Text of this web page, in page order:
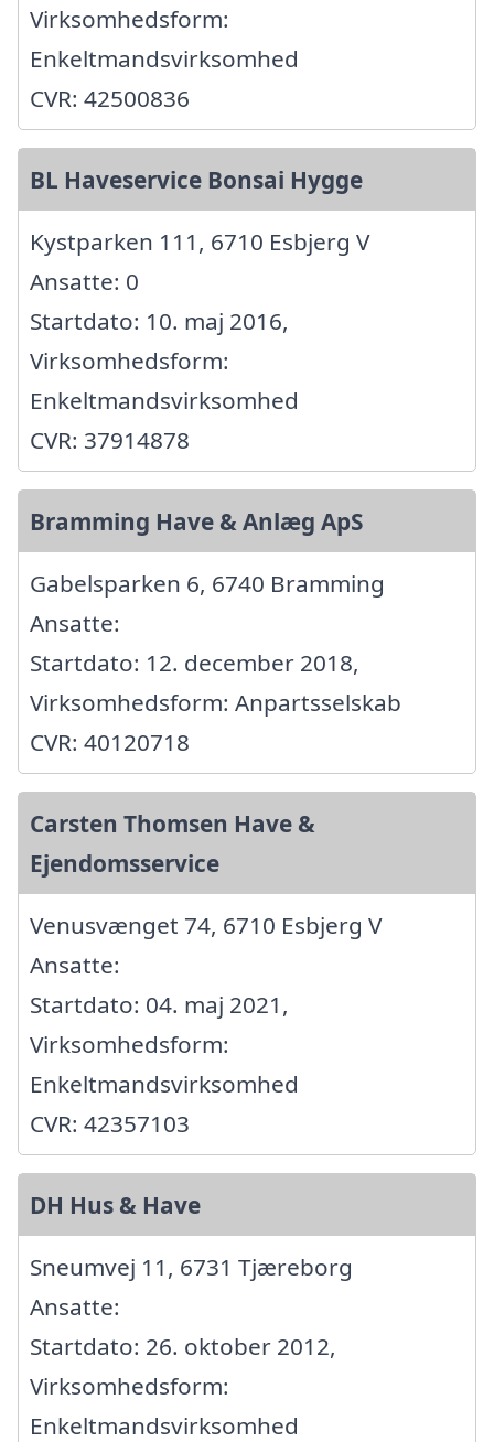
Virksomhedsform:
Enkeltmandsvirksomhed
CVR: 42500836
BL Haveservice Bonsai Hygge
Kystparken 111, 6710 Esbjerg V
Ansatte: 0
Startdato: 10. maj 2016,
Virksomhedsform:
Enkeltmandsvirksomhed
CVR: 37914878
Bramming Have & Anlæg ApS
Gabelsparken 6, 6740 Bramming
Ansatte:
Startdato: 12. december 2018,
Virksomhedsform: Anpartsselskab
CVR: 40120718
Carsten Thomsen Have &
Ejendomsservice
Venusvænget 74, 6710 Esbjerg V
Ansatte:
Startdato: 04. maj 2021,
Virksomhedsform:
Enkeltmandsvirksomhed
CVR: 42357103
DH Hus & Have
Sneumvej 11, 6731 Tjæreborg
Ansatte:
Startdato: 26. oktober 2012,
Virksomhedsform:
Enkeltmandsvirksomhed